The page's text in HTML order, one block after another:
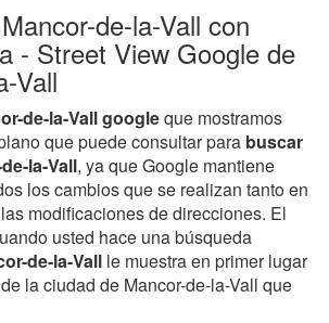
de-la-Vall con
- Street View Google de
Vall
de-la-Vall googleque mostramos
que puede consultar para buscar
la-Vall, ya que Google mantiene
los cambios que se realizan tanto en
modificaciones de direcciones. El
usted hace una búsqueda
de-la-Vall le muestra en primer lugar
la ciudad de Mancor-de-la-Vall que